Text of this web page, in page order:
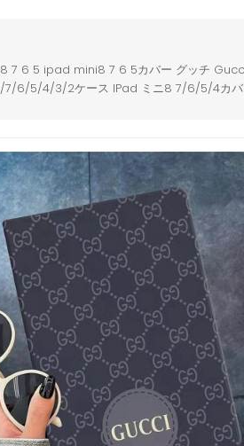
7 6 5 ipad mini8 7 6 5カバー グッチ
6/5/4/3/2ケース IPad ミニ8 7/6/5/4カバ